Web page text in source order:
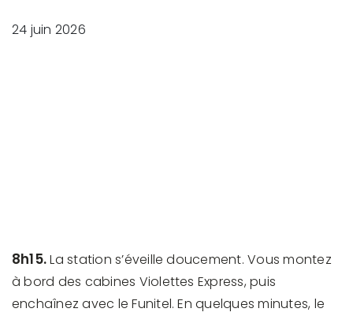
24 juin 2026
8h15.La station s’éveille doucement. Vous montez
à bord des cabines Violettes Express, puis
enchaînez avec le Funitel. En quelques minutes, le